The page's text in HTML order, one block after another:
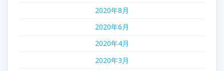
2020年8月
2020年6月
2020年4月
2020年3月